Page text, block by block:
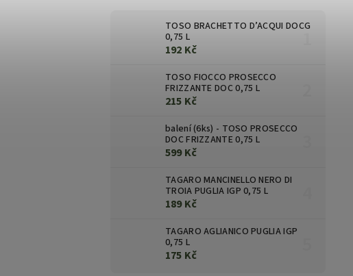
TOSO BRACHETTO D’ACQUI DOCG
0,75 L
192 Kč
TOSO FIOCCO PROSECCO
FRIZZANTE DOC 0,75 L
215 Kč
balení (6ks) - TOSO PROSECCO
DOC FRIZZANTE 0,75 L
599 Kč
TAGARO MANCINELLO NERO DI
TROIA PUGLIA IGP 0,75 L
189 Kč
TAGARO AGLIANICO PUGLIA IGP
0,75 L
175 Kč